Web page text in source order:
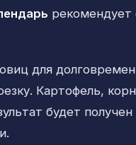
для
Картофель,
будет